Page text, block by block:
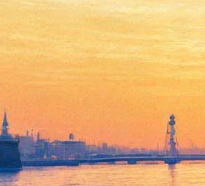
Версия для печати
на сеансе 19.30 состоится
арт-проекта
всех кинотеатрах мира фильм о
только один раз, успевайте.